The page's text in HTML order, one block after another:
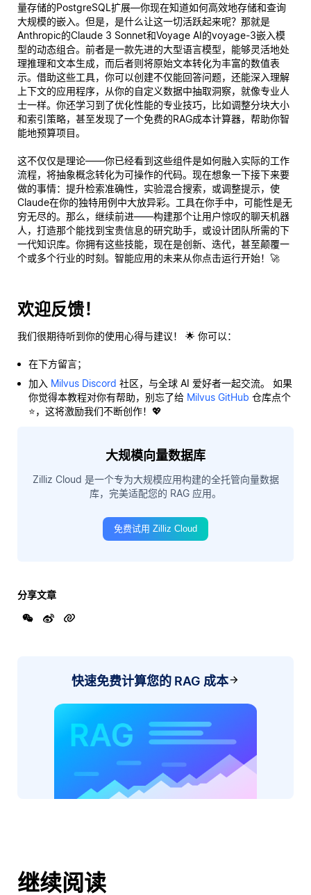
量存储的PostgreSQL扩展—你现在知道如何高效地存储和查询
大规模的嵌入。但是，是什么让这一切活跃起来呢？那就是
Anthropic的Claude 3 Sonnet和Voyage AI的voyage-3嵌入模
型的动态组合。前者是一款先进的大型语言模型，能够灵活地处
理推理和文本生成，而后者则将原始文本转化为丰富的数值表
示。借助这些工具，你可以创建不仅能回答问题，还能深入理解
上下文的应用程序，从你的自定义数据中抽取洞察，就像专业人
士一样。你还学习到了优化性能的专业技巧，比如调整分块大小
和索引策略，甚至发现了一个免费的RAG成本计算器，帮助你智
能地预算项目。
这不仅仅是理论——你已经看到这些组件是如何融入实际的工作
流程，将抽象概念转化为可操作的代码。现在想象一下接下来要
做的事情：提升检索准确性，实验混合搜索，或调整提示，使
Claude在你的独特用例中大放异彩。工具在你手中，可能性是无
穷无尽的。那么，继续前进——构建那个让用户惊叹的聊天机器
人，打造那个能找到宝贵信息的研究助手，或设计团队所需的下
一代知识库。你拥有这些技能，现在是创新、迭代，甚至颠覆一
个或多个行业的时刻。智能应用的未来从你点击运行开始！🚀
欢迎反馈！
我们很期待听到你的使用心得与建议！ 🌟 你可以：
在下方留言；
加入 Milvus Discord 社区，与全球 AI 爱好者一起交流。 如果
你觉得本教程对你有帮助，别忘了给 Milvus GitHub 仓库点个
⭐，这将激励我们不断创作！💖
大规模向量数据库
Zilliz Cloud 是一个专为大规模应用构建的全托管向量数据
库，完美适配您的 RAG 应用。
免费试用 Zilliz Cloud
分享文章
快速免费计算您的 RAG 成本
继续阅读